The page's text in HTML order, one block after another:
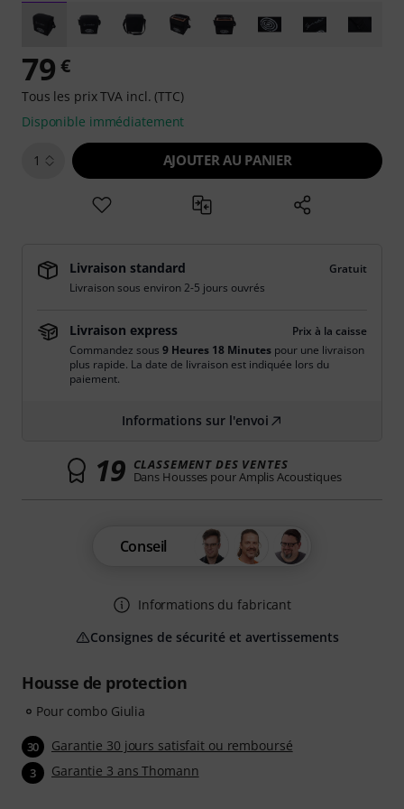
Housse de protection
Pour combo Giulia
30 Garantie 30 jours satisfait ou remboursé
3 Garantie 3 ans Thomann
79 €
Tous les prix TVA incl. (TTC)
Disponible immédiatement
1 AJOUTER AU PANIER
Livraison standard
Gratuit
Livraison sous environ 2-5 jours ouvrés
Livraison express
Prix à la caisse
Commandez sous 9 Heures 18 Minutes pour une livraison
plus rapide. La date de livraison est indiquée lors du
paiement.
Informations sur l'envoi
19 CLASSEMENT DES VENTES
Dans Housses pour Amplis Acoustiques
Conseil
Informations du fabricant
Consignes de sécurité et avertissements